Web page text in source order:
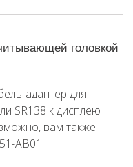
головкой
адаптер для
SR138 к дисплею
вам также
AB01